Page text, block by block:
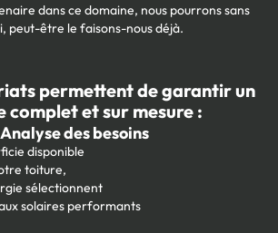
dans ce domaine, nous pourrons sans
peut-être le faisons-nous déjà.
permettent de garantir un
complet et sur mesure :
Analyse des besoins
disponible
toiture,
sélectionnent
solaires performants